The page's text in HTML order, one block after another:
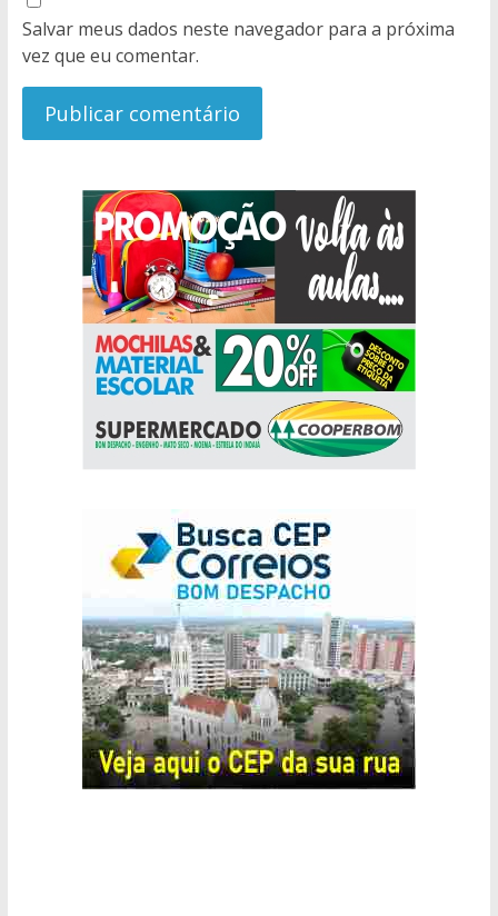
Salvar meus dados neste navegador para a próxima
vez que eu comentar.